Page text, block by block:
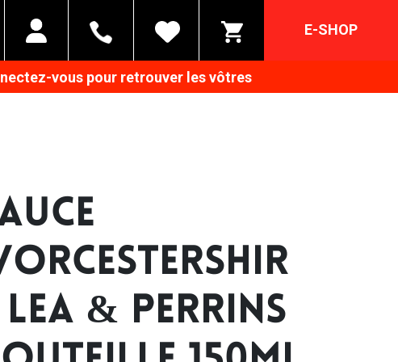
E-SHOP
vous pour retrouver les vôtres
LEA & PERRINS